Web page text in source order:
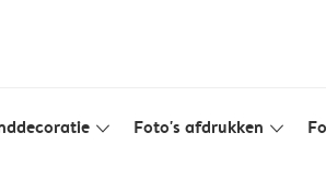
slim_arrow_down Foto's afdrukken slim_arrow_down